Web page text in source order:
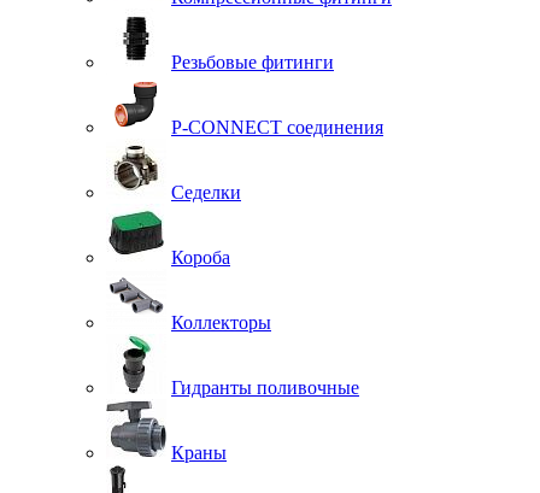
Резьбовые фитинги
P-CONNECT соединения
Седелки
Короба
Коллекторы
Гидранты поливочные
Краны